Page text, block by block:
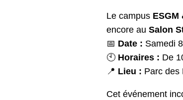
Le campus
encore auSalon
📅 Date : Samedi
🕙 Horaires : De
📍 Lieu : Parc des
Cet événement